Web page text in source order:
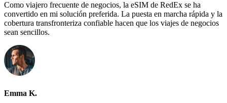
Como viajero frecuente de negocios, la eSIM de RedEx se ha
convertido en mi solución preferida. La puesta en marcha rápida y la
cobertura transfronteriza confiable hacen que los viajes de negocios
sean sencillos.
Emma K.